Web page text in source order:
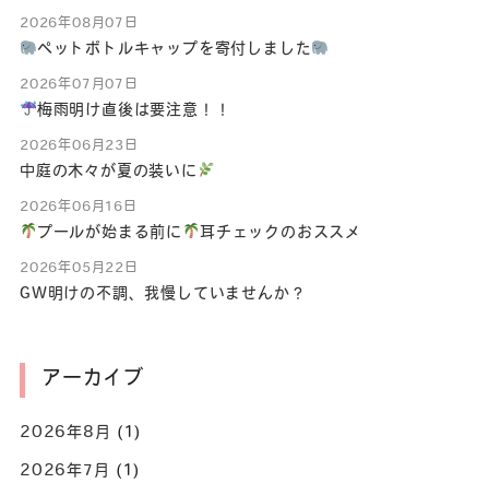
2026年08月07日
ペットボトルキャップを寄付しました
2026年07月07日
梅雨明け直後は要注意！！
2026年06月23日
中庭の木々が夏の装いに
2026年06月16日
プールが始まる前に 耳チェックのおススメ
2026年05月22日
GW明けの不調、我慢していませんか？
アーカイブ
2026年8月 (1)
2026年7月 (1)